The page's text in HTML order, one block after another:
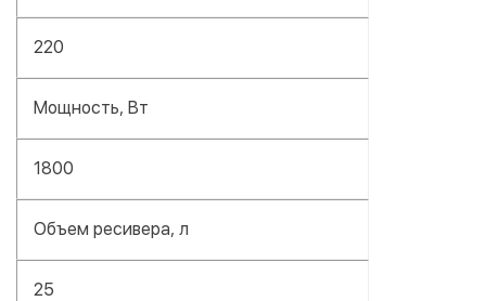
220
Мощность, Вт
1800
Объем ресивера, л
25